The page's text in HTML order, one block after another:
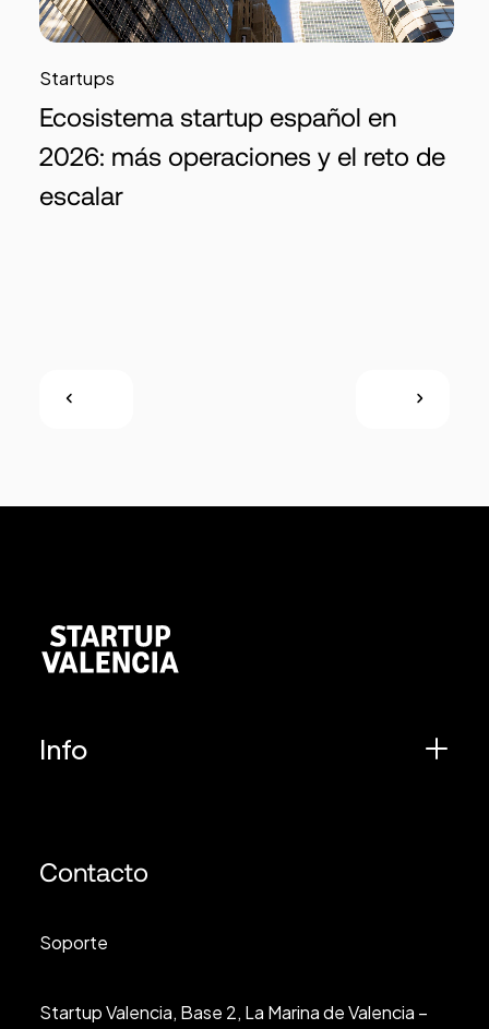
Startups
Ecosistema startup español en
2026: más operaciones y el reto de
escalar
Info
Contacto
Soporte
Startup Valencia, Base 2, La Marina de Valencia –